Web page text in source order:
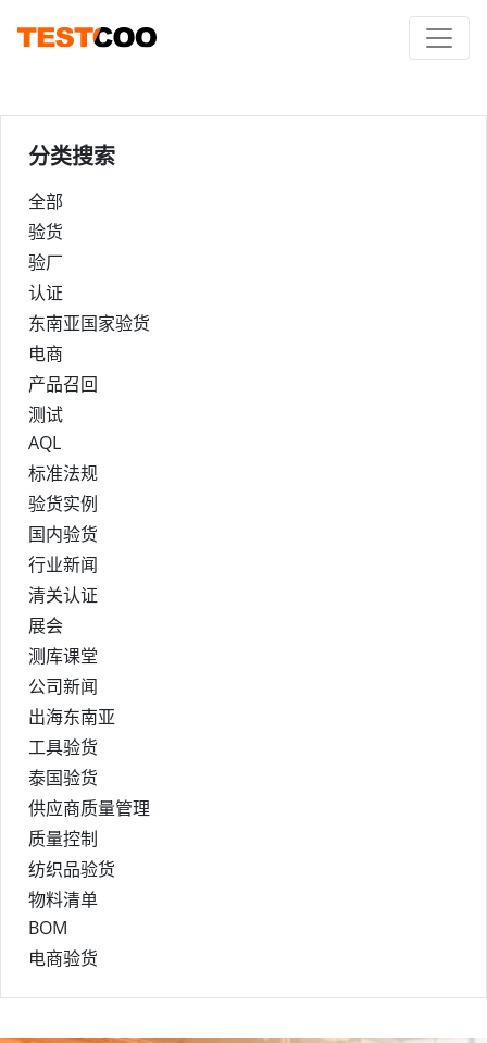
分类搜索
全部
验货
验厂
认证
东南亚国家验货
电商
产品召回
测试
AQL
标准法规
验货实例
国内验货
行业新闻
清关认证
展会
测库课堂
公司新闻
出海东南亚
工具验货
泰国验货
供应商质量管理
质量控制
纺织品验货
物料清单
BOM
电商验货